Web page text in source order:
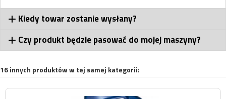
Kiedy towar zostanie wysłany?
Czy produkt będzie pasować do mojej maszyny?
16 innych produktów w tej samej kategorii: